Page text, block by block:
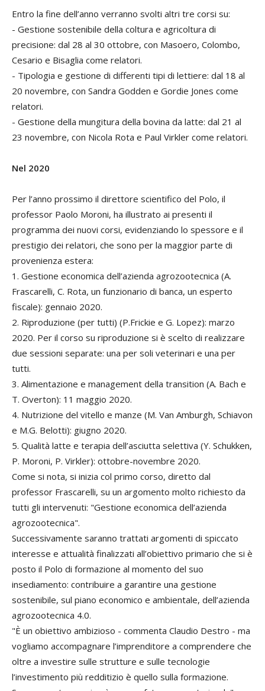
Entro la fine dell’anno verranno svolti altri tre corsi su:
- Gestione sostenibile della coltura e agricoltura di
precisione: dal 28 al 30 ottobre, con Masoero, Colombo,
Cesario e Bisaglia come relatori.
- Tipologia e gestione di differenti tipi di lettiere: dal 18 al
20 novembre, con Sandra Godden e Gordie Jones come
relatori.
- Gestione della mungitura della bovina da latte: dal 21 al
23 novembre, con Nicola Rota e Paul Virkler come relatori.
Nel 2020
Per l’anno prossimo il direttore scientifico del Polo, il
professor Paolo Moroni, ha illustrato ai presenti il
programma dei nuovi corsi, evidenziando lo spessore e il
prestigio dei relatori, che sono per la maggior parte di
provenienza estera:
1. Gestione economica dell’azienda agrozootecnica (A.
Frascarelli, C. Rota, un funzionario di banca, un esperto
fiscale): gennaio 2020.
2. Riproduzione (per tutti) (P.Frickie e G. Lopez): marzo
2020. Per il corso su riproduzione si è scelto di realizzare
due sessioni separate: una per soli veterinari e una per
tutti.
3. Alimentazione e management della transition (A. Bach e
T. Overton): 11 maggio 2020.
4. Nutrizione del vitello e manze (M. Van Amburgh, Schiavon
e M.G. Belotti): giugno 2020.
5. Qualità latte e terapia dell’asciutta selettiva (Y. Schukken,
P. Moroni, P. Virkler): ottobre-novembre 2020.
Come si nota, si inizia col primo corso, diretto dal
professor Frascarelli, su un argomento molto richiesto da
tutti gli intervenuti: "Gestione economica dell’azienda
agrozootecnica".
Successivamente saranno trattati argomenti di spiccato
interesse e attualità finalizzati all’obiettivo primario che si è
posto il Polo di formazione al momento del suo
insediamento: contribuire a garantire una gestione
sostenibile, sul piano economico e ambientale, dell’azienda
agrozootecnica 4.0.
"È un obiettivo ambizioso - commenta Claudio Destro - ma
vogliamo accompagnare l’imprenditore a comprendere che
oltre a investire sulle strutture e sulle tecnologie
l’investimento più redditizio è quello sulla formazione.